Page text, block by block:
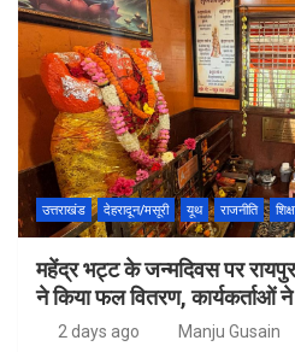
उत्तराखंड देहरादून/मसूरी यूथ राजनीति
महेंद्र भट्ट के जन्मदिवस पर
ने किया फल वितरण, कार्यकर्ताओं
2 days ago Manju Gusain